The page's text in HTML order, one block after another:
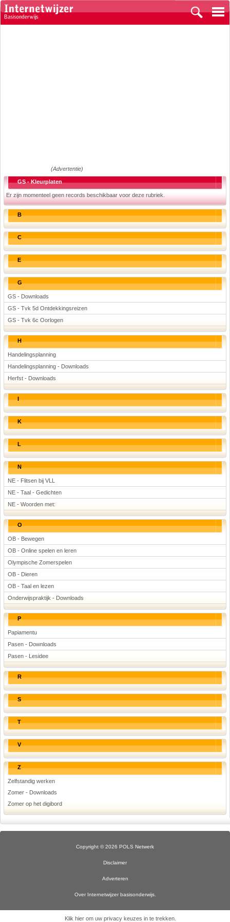
(Advertentie)
GS - Kleurplaten
Er zijn momenteel geen records beschikbaar voor deze rubriek.
B
C
E
G
GS - Downloads
GS - Tvk 5d Ontdekkingsreizen
GS - Tvk 6c Oorlogen
H
Handelingsplanning
Handelingsplanning - Downloads
Herfst - Downloads
I
K
L
N
NE - Flitsen bij VLL
NE - Taal - Gedichten
NE - Woorden met:
O
OB - Bewegen
OB - Online spelen en leren
Olympische Zomerspelen
OB - Dieren
OB - Taal en lezen
Onderwijspraktijk - Downloads
P
Papiamentu
Pasen - Downloads
Pasen - Lesidee
R
S
T
V
Z
Zelfstandig werken
Zomer - Downloads
Zomer op het digibord
Copyright © 2026 POLS Netwerk
Disclaimer
Adverteren
Over Internetwijzer basisonderwijs.
Klik hier om uw privacy keuzes in te trekken.